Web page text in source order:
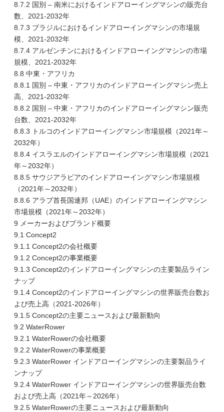
8.7.2 国別 – 南米におけるインドアローイングマシンの販売台
数、2021-2032年
8.7.3 ブラジルにおけるインドアローイングマシンの市場規
模、2021-2032年
8.7.4 アルゼンチンにおけるインドアローイングマシンの市場
規模、2021-2032年
8.8 中東・アフリカ
8.8.1 国別 – 中東・アフリカのインドアローイングマシン売上
高、2021-2032年
8.8.2 国別 – 中東・アフリカのインドアローイングマシン販売
台数、2021-2032年
8.8.3 トルコのインドアローイングマシン市場規模（2021年～
2032年）
8.8.4 イスラエルのインドアローイングマシン市場規模（2021
年～2032年）
8.8.5 サウジアラビアのインドアローイングマシン市場規模
（2021年～2032年）
8.8.6 アラブ首長国連邦（UAE）のインドアローイングマシン
市場規模（2021年～2032年）
9 メーカーおよびブランド概要
9.1 Concept2
9.1.1 Concept2の会社概要
9.1.2 Concept2の事業概要
9.1.3 Concept2のインドアローイングマシンの主要製品ライン
ナップ
9.1.4 Concept2のインドアローイングマシンの世界販売台数お
よび売上高（2021-2026年）
9.1.5 Concept2の主要ニュースおよび最新動向
9.2 WaterRower
9.2.1 WaterRowerの会社概要
9.2.2 WaterRowerの事業概要
9.2.3 WaterRower インドアローイングマシンの主要製品ライ
ンナップ
9.2.4 WaterRower インドアローイングマシンの世界販売台数
および売上高（2021年～2026年）
9.2.5 WaterRowerの主要ニュースおよび最新動向